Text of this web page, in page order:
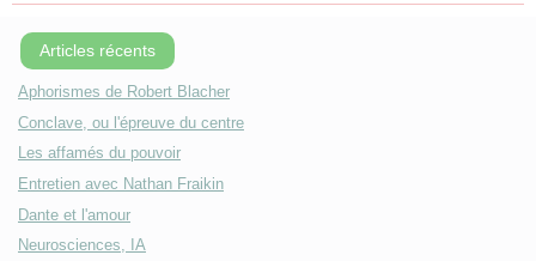
Articles récents
Aphorismes de Robert Blacher
Conclave, ou l'épreuve du centre
Les affamés du pouvoir
Entretien avec Nathan Fraikin
Dante et l'amour
Neurosciences, IA